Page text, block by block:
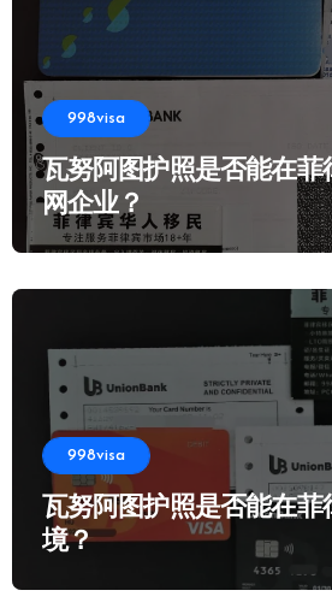
998visa
瓦努阿图护照是否能在菲
网企业？
998visa
瓦努阿图护照是否能在菲
境？